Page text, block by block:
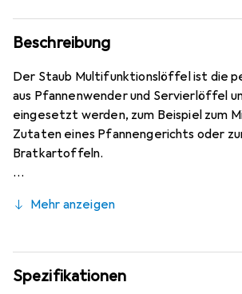
Beschreibung
Der Staub Multifunktionslöffel ist die
aus Pfannenwender und Servierlöffel
eingesetzt werden, zum Beispiel zum
Zutaten eines Pfannengerichts oder
Bratkartoffeln.
Mehr anzeigen
Spezifikationen